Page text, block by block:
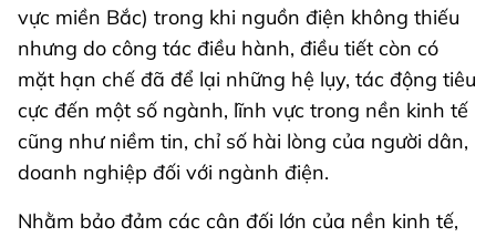
vực miền Bắc) trong khi nguồn điện không thiếu
nhưng do công tác điều hành, điều tiết còn có
mặt hạn chế đã để lại những hệ lụy, tác động tiêu
cực đến một số ngành, lĩnh vực trong nền kinh tế
cũng như niềm tin, chỉ số hài lòng của người dân,
doanh nghiệp đối với ngành điện.
Nhằm bảo đảm các cân đối lớn của nền kinh tế,